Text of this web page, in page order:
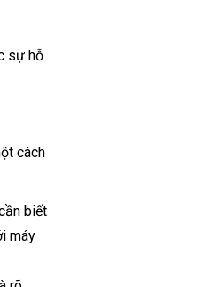
sự hỗ
cách
biết
máy